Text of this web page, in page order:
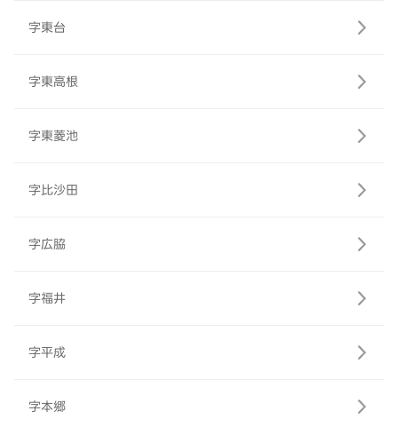
字東台
字東高根
字東菱池
字比沙田
字広脇
字福井
字平成
字本郷